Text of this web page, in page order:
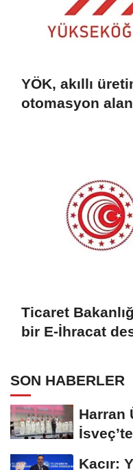
YÖK, akıllı
otomasyon
Ticaret
bir E-İhracat
SON HABERLER
Harran
Kacır: